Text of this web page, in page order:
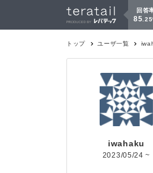
回答
85 25
トップ ユーザ一覧
iwahaku
2023/05/24 ~